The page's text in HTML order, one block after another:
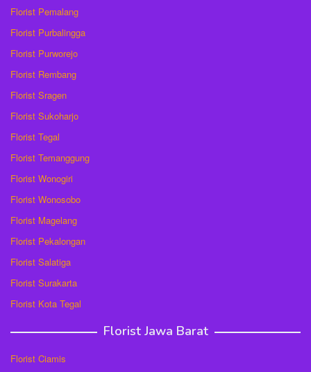
Florist Pemalang
Florist Purbalingga
Florist Purworejo
Florist Rembang
Florist Sragen
Florist Sukoharjo
Florist Tegal
Florist Temanggung
Florist Wonogiri
Florist Wonosobo
Florist Magelang
Florist Pekalongan
Florist Salatiga
Florist Surakarta
Florist Kota Tegal
Florist Jawa Barat
Florist Ciamis